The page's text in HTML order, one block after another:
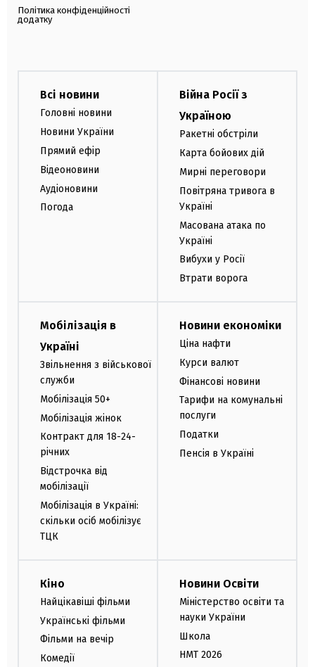
Політика конфіденційності
додатку
Всі новини
Головні новини
Новини України
Прямий ефір
Відеоновини
Аудіоновини
Погода
Війна Росії з
Україною
Ракетні обстріли
Карта бойових дій
Мирні переговори
Повітряна тривога в
Україні
Масована атака по
Україні
Вибухи у Росії
Втрати ворога
Мобілізація в
Україні
Звільнення з військової
служби
Мобілізація 50+
Мобілізація жінок
Контракт для 18-24-
річних
Відстрочка від
мобілізації
Мобілізація в Україні:
скільки осіб мобілізує
ТЦК
Новини економіки
Ціна нафти
Курси валют
Фінансові новини
Тарифи на комунальні
послуги
Податки
Пенсія в Україні
Кіно
Найцікавіші фільми
Українські фільми
Фільми на вечір
Комедії
Новини Освіти
Міністерство освіти та
науки України
Школа
НМТ 2026